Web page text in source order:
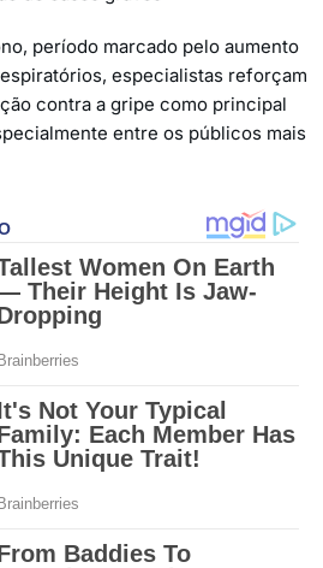
período marcado pelo aumento
especialistas reforçam
contra a gripe como principal
entre os públicos mais